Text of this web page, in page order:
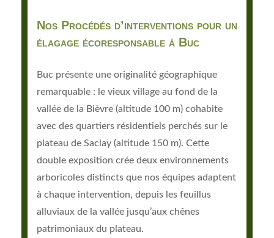
Nos Procédés d’interventions pour un
élagage écoresponsable à Buc
Buc présente une originalité géographique
remarquable : le vieux village au fond de la
vallée de la Bièvre (altitude 100 m) cohabite
avec des quartiers résidentiels perchés sur le
plateau de Saclay (altitude 150 m). Cette
double exposition crée deux environnements
arboricoles distincts que nos équipes adaptent
à chaque intervention, depuis les feuillus
alluviaux de la vallée jusqu’aux chênes
patrimoniaux du plateau.